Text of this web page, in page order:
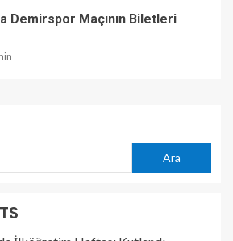
Demirspor Maçının Biletleri
Ara